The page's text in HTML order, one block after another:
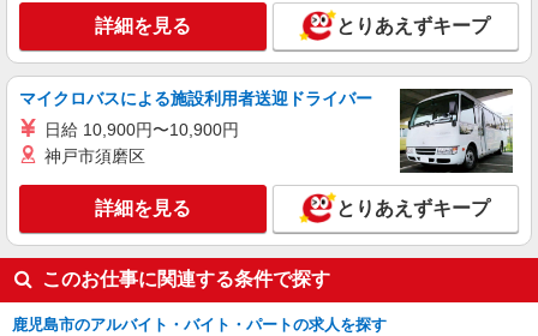
有）★ ゜・。○。・゜+゜・。○。・゜+゜
キープ 詳細を見る
派遣社員
株式会社シエロ
【楽天モバイル】人気機種に詳しくなれる携帯
販売
時給1650円〜1850円（経験・能力による） ※
残業代支給 ★交通費別途支給（規定あり） ゜
+゜・。○。・゜+゜・。○。・゜+゜ 入社祝い金10
万円支給(規定有) お友達を紹介頂くと, インセンテ
ィブ支給(規定有) ★月2回払い・週払い可能（規程
有）★ ゜・。○。・゜+゜・。○。・゜+゜
鹿児島県鹿児島市の楽天モバイルショップ
キープ
詳細を見る とりあえずキープ
マイクロバスによる施設利用者送迎ドライバー
日給 10,900円〜10,900円
神戸市須磨区
詳細を見る とりあえずキープ
このお仕事に関連する条件で探す
鹿児島市のアルバイト・バイト・パートの求人を探す